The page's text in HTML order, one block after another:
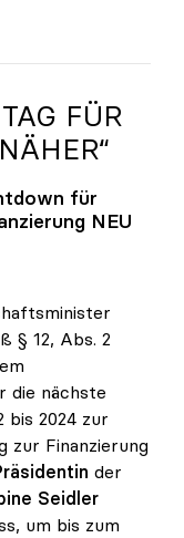
FÜR
für
NEU
§ 12, Abs. 2
die nächste
bis 2024 zur
zur Finanzierung
der
Seidler
um bis zum